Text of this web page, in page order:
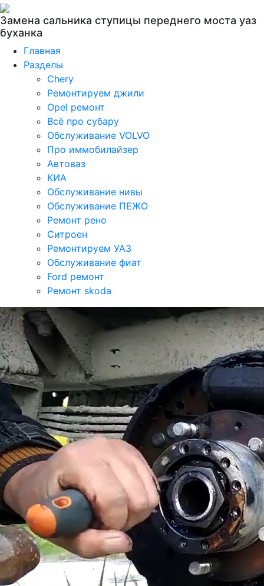
Замена сальника ступицы переднего моста уаз
буханка
Главная
Разделы
Chery
Ремонтируем джили
Opel ремонт
Всё про субару
Обслуживание VOLVO
Про иммобилайзер
Автоваз
КИА
Обслуживание нивы
Обслуживание ПЕЖО
Ремонт рено
Ситроен
Ремонтируем УАЗ
Обслуживание фиат
Ford ремонт
Ремонт skoda